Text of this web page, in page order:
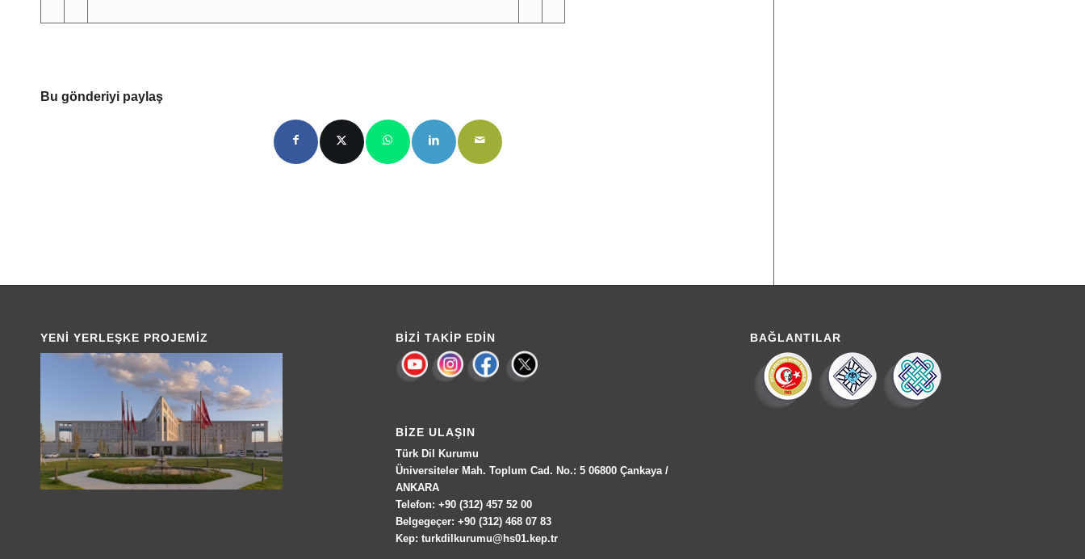
Bu gönderiyi paylaş
YENI YERLEŞKE PROJEMIZ BIZI TAKIP EDIN
BIZE ULAŞIN
Türk Dil Kurumu
Üniversiteler Mah. Toplum Cad. No.: 5 06800 Çankaya /
ANKARA
Telefon: +90 (312) 457 52 00
Belgegeçer: +90 (312) 468 07 83
Kep: turkdilkurumu@hs01.kep.tr
BAĞLANTILAR